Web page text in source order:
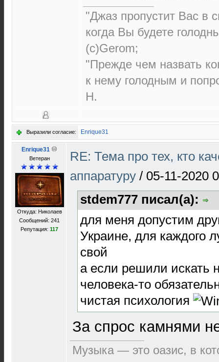
"Джаз пропустит Вас в
когда Вы будете
(с)Gerom;
"Прежде чем назвать
к нему голодным и
Н.
Выразили согласие: Enrique31
Enrique31
Ветеран
Откуда: Николаев
Сообщений: 241
Репутация: 117
RE: Тема про тех, кто
аппаратуру / 05-11-2020
stdem777 писал(а):
для меня допустим
Украине, для каждого
свой
а если решили искать
человека-то
чистая психология
За спрос камнями
Музыка — это оазис, в